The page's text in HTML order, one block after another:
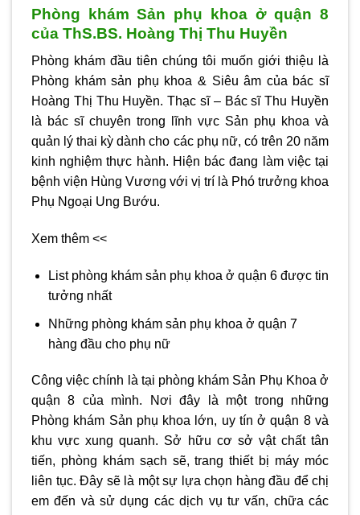
Phòng khám Sản phụ khoa ở quận 8
của ThS.BS. Hoàng Thị Thu Huyền
Phòng khám đầu tiên chúng tôi muốn giới thiệu là
Phòng khám sản phụ khoa & Siêu âm của bác sĩ
Hoàng Thị Thu Huyền. Thạc sĩ – Bác sĩ Thu Huyền
là bác sĩ chuyên trong lĩnh vực Sản phụ khoa và
quản lý thai kỳ dành cho các phụ nữ, có trên 20 năm
kinh nghiệm thực hành. Hiện bác đang làm việc tại
bệnh viện Hùng Vương với vị trí là Phó trưởng khoa
Phụ Ngoại Ung Bướu.
Xem thêm <<
List phòng khám sản phụ khoa ở quận 6 được tin
tưởng nhất
Những phòng khám sản phụ khoa ở quận 7
hàng đầu cho phụ nữ
Công việc chính là tại phòng khám Sản Phụ Khoa ở
quận 8 của mình. Nơi đây là một trong những
Phòng khám Sản phụ khoa lớn, uy tín ở quận 8 và
khu vực xung quanh. Sở hữu cơ sở vật chất tân
tiến, phòng khám sạch sẽ, trang thiết bị máy móc
liên tục. Đây sẽ là một sự lựa chọn hàng đầu để chị
em đến và sử dụng các dịch vụ tư vấn, chữa các